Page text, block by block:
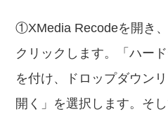
①XMedia Recodeを開き
クリックします。「ハー
を付け、ドロップダウン
開く」を選択します。そ